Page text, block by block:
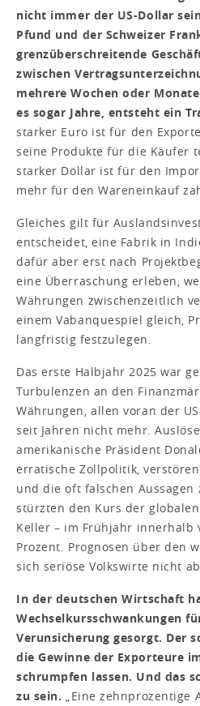
nicht immer der US-Dollar
Pfund und der Schweizer
grenzüberschreitende
zwischen
mehrere Wochen oder
es sogar Jahre, entsteht ein
starker Euro ist für den
seine Produkte für die Käufer
starker Dollar ist für den
mehr für den Wareneinkauf
Gleiches gilt für
entscheidet, eine Fabrik in
dafür aber erst nach
eine Überraschung erleben,
Währungen zwischenzeitlich
einem Vabanquespiel gleich,
langfristig festzulegen.
Das erste Halbjahr 2025 war
Turbulenzen an den
Währungen, allen voran der
seit Jahren nicht mehr.
amerikanische Präsident
erratische Zollpolitik,
und die oft falschen Aussagen
stürzten den Kurs der
Keller – im Frühjahr innerhalb
Prozent. Prognosen über den
sich seriöse Volkswirte nicht
In der deutschen Wirtschaft
Wechselkursschwankungen
Verunsicherung gesorgt. Der
die Gewinne der Exporteure
schrumpfen lassen. Und das
zu sein. „Eine zehnprozentige